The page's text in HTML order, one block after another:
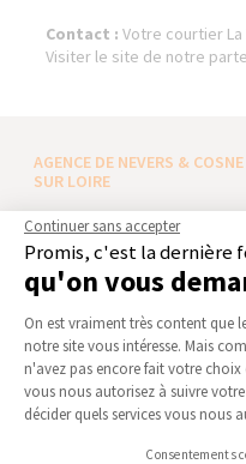
Contact :Votre courtier La
Visiter le site de notre
AGENCE DE NEVERS & COSNE
SUR LOIRE
Qui sommes-nous
Actualités
Notre charte qualité
Partenaires
Trouver une agence
Devenir franchisé
Foire aux Questions
Conditions générales
Continuer sans accepter
Promis, c'est la dernière
qu'on vous
Plateforme de
On est vraiment très content que
notre site vous intéresse. Mais
n'avez pas encore fait votre
vous nous autorisez à suivre
décider quels services vous nous
Consentements